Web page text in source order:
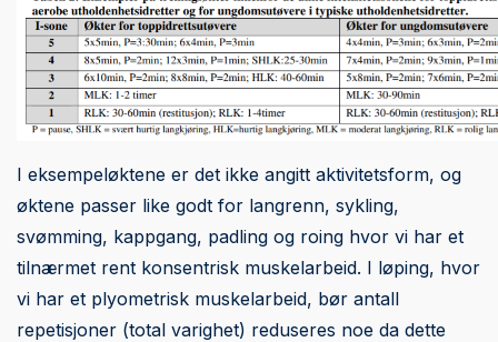
I eksempeløktene er det ikke angitt aktivitetsform, og
øktene passer like godt for langrenn, sykling,
svømming, kappgang, padling og roing hvor vi har et
tilnærmet rent konsentrisk muskelarbeid. I løping, hvor
vi har et plyometrisk muskelarbeid, bør antall
repetisjoner (total varighet) reduseres noe da dette